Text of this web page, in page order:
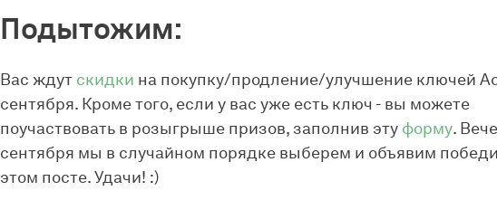
Подытожим:
Вас ждут скидки на покупку/продление/улучшение ключей
сентября. Кроме того, если у вас уже есть ключ - вы можете
поучаствовать в розыгрыше призов, заполнив эту форму.
сентября мы в случайном порядке выберем и объявим
этом посте. Удачи! :)